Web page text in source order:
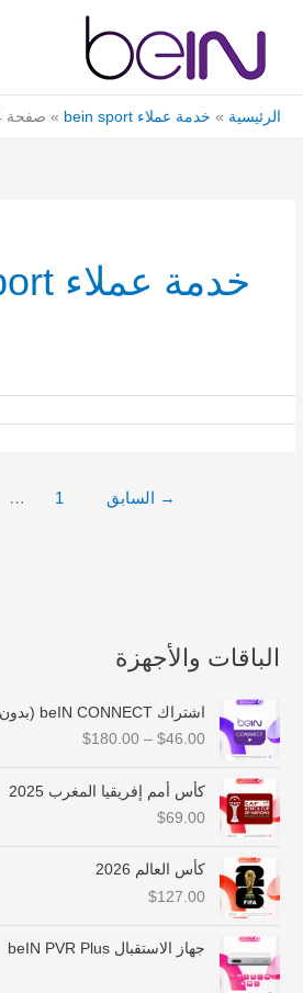
المحتوى
الرئيسية خدمة عملاء bein sport صفحة 4
خدمة عملاء bein sport
→ السابق 1
…
الباقات والأجهزة
اشتراك beIN CONNECT (بدون رسيفر)
$46.00
–
$180.00 ا
ق
ا
م
ن
كأس أمم إفريقيا المغرب 2025
$69.00
كأس العالم 2026
$127.00
جهاز الاستقبال beIN PVR Plus